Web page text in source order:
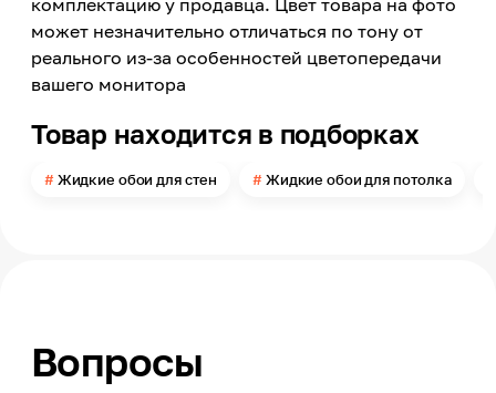
Изумрудно-зеленый
958
Рельефная
Можно мыть
Нет
Модельный ряд
Ист
комплектацию у продавца. Цвет товара на фото
может незначительно отличаться по тону от
реального из-за особенностей цветопередачи
вашего монитора
Товар находится в подборках
Жидкие обои для стен Жидкие обои для потолка
Вопросы